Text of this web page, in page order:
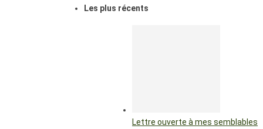
Les plus récents
Lettre ouverte à mes semblables